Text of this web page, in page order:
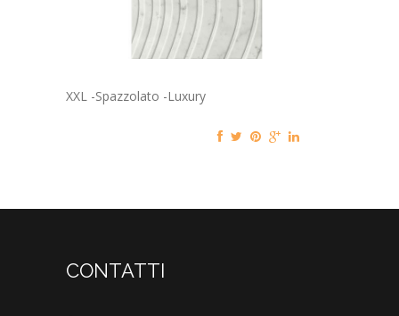
XXL -Spazzolato -Luxury
CONTATTI